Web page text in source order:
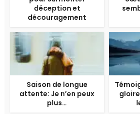
déception et
découragement
Saison de longue
attente: Je n’en peux
plus…